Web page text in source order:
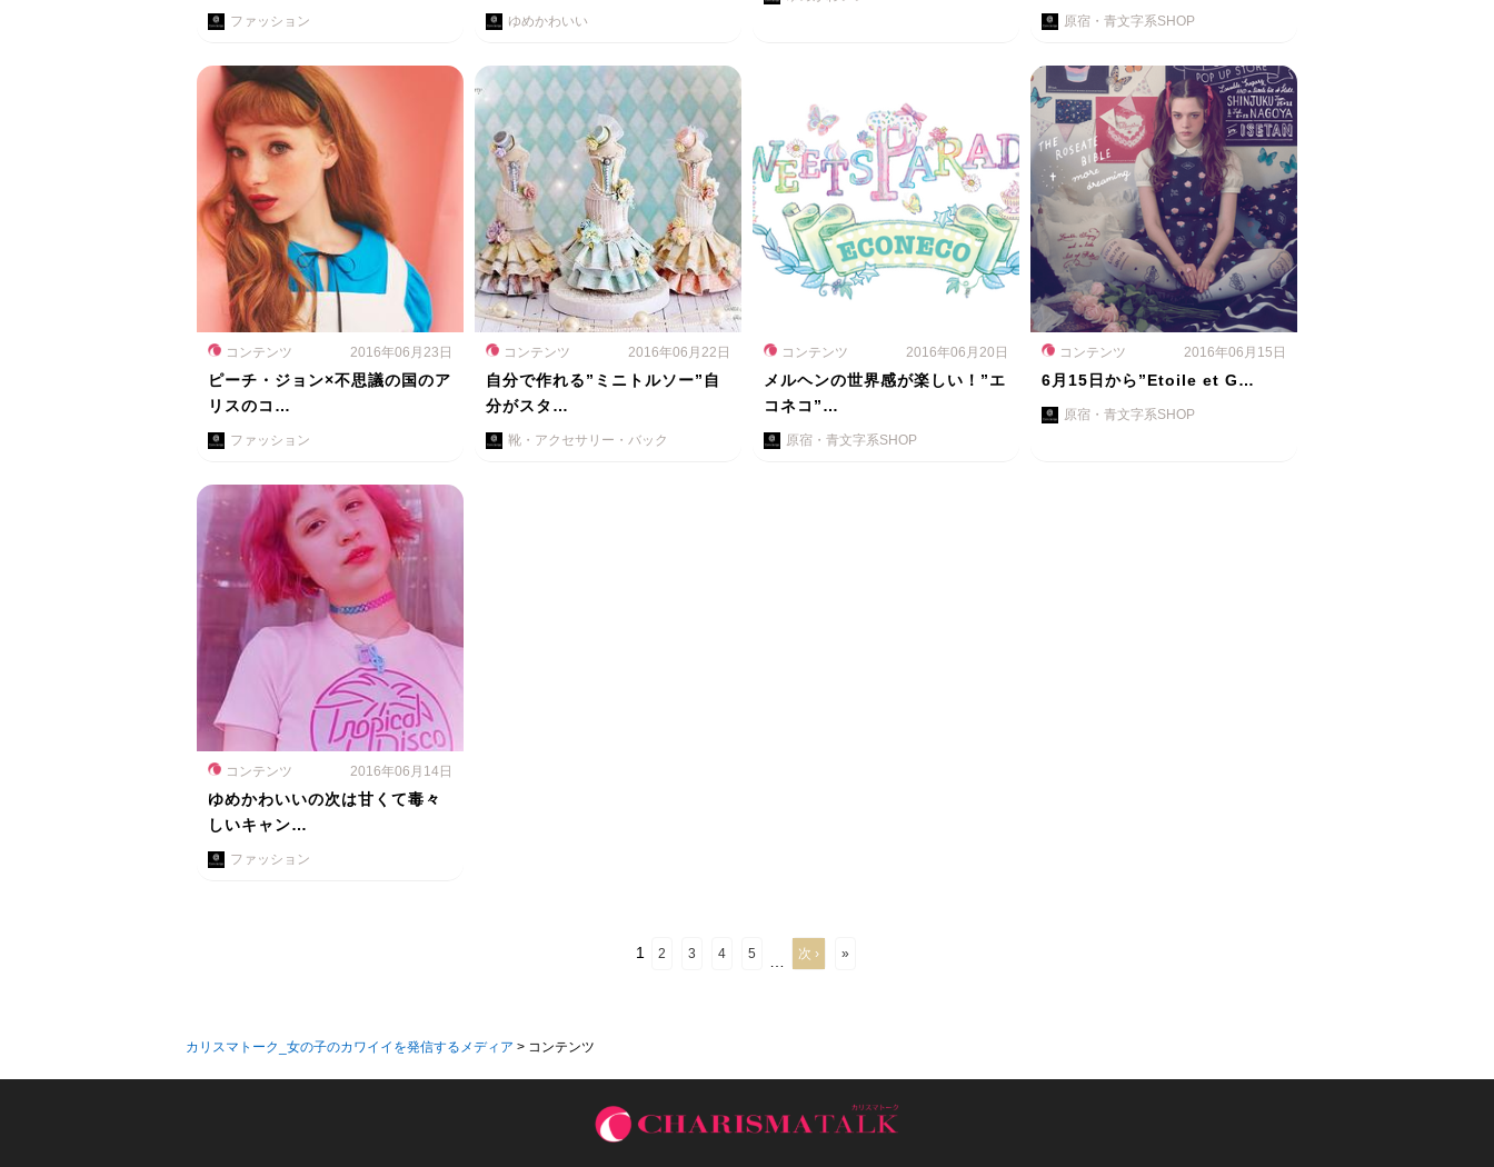
ファッション ゆめかわいい 原宿・青文字系SHOP
コンテンツ 2016年06月23日
ピーチ・ジョン×不思議の国のア
リスのコ…
ファッション
コンテンツ 2016年06月22日
自分で作れる”ミニトルソー”自
分がスタ…
靴・アクセサリー・バック
コンテンツ 2016年06月20日
メルヘンの世界感が楽しい！”エ
コネコ”…
原宿・青文字系SHOP
コンテンツ 2016年06月15日
6月15日から”Etoile et G…
原宿・青文字系SHOP
コンテンツ 2016年06月14日
ゆめかわいいの次は甘くて毒々
しいキャン…
ファッション
1 2 3 4 5 次 › »
カリスマトーク_女の子のカワイイを発信するメディア > コンテンツ